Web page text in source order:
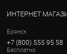
ИНТЕРНЕТ
Брянск
+7 (800) 555 95 58
Бесплатно